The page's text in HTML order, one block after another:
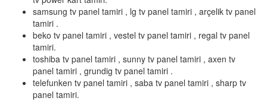
samsung tv panel tamiri , lg tv panel tamiri , arçelik tv panel
tamiri .
beko tv panel tamiri , vestel tv panel tamiri , regal tv panel
tamiri.
toshiba tv panel tamiri , sunny tv panel tamiri , axen tv
panel tamiri , grundig tv panel tamiri .
telefunken tv panel tamiri , saba tv panel tamiri , sharp tv
panel tamiri.